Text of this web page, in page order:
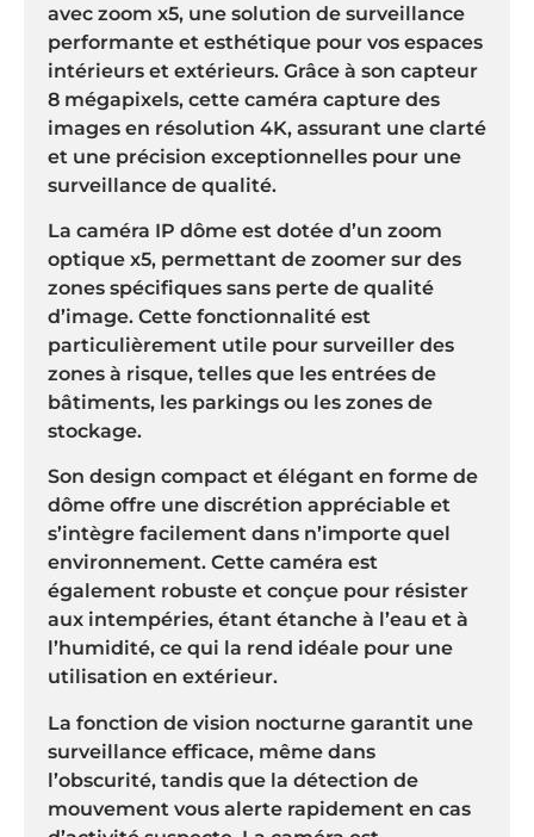
avec zoom x5, une solution de surveillance
performante et esthétique pour vos espaces
intérieurs et extérieurs. Grâce à son capteur
8 mégapixels, cette caméra capture des
images en résolution 4K, assurant une clarté
et une précision exceptionnelles pour une
surveillance de qualité.
La caméra IP dôme est dotée d’un zoom
optique x5, permettant de zoomer sur des
zones spécifiques sans perte de qualité
d’image. Cette fonctionnalité est
particulièrement utile pour surveiller des
zones à risque, telles que les entrées de
bâtiments, les parkings ou les zones de
stockage.
Son design compact et élégant en forme de
dôme offre une discrétion appréciable et
s’intègre facilement dans n’importe quel
environnement. Cette caméra est
également robuste et conçue pour résister
aux intempéries, étant étanche à l’eau et à
l’humidité, ce qui la rend idéale pour une
utilisation en extérieur.
La fonction de vision nocturne garantit une
surveillance efficace, même dans
l’obscurité, tandis que la détection de
mouvement vous alerte rapidement en cas